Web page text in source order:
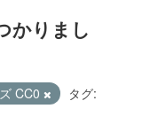
かりまし
CC0
タグ: